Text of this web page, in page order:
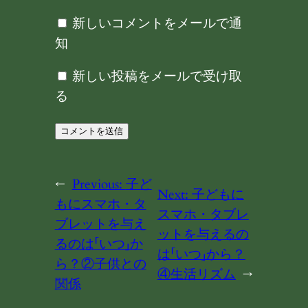
新しいコメントをメールで通
知
新しい投稿をメールで受け取
る
← Previous: 子ど
もにスマホ・タ
ブレットを与え
るのは「いつ」か
ら？②子供との
関係
Next: 子どもに
スマホ・タブレ
ットを与えるの
は「いつ」から？
④生活リズム →